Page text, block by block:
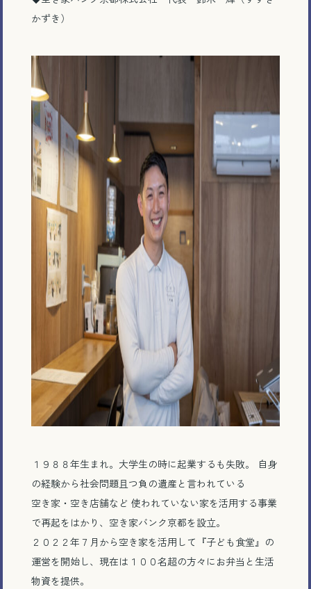
メール相談・面談予約
LINEで相談する
とじる
かずき）
１９８８年生まれ。大学生の時に起業するも失敗。 自身
の経験から社会問題且つ負の遺産と言われている
空き家・空き店舗など 使われていない家を活用する事業
で再起をはかり、空き家バンク京都を設立。
２０２２年７月から空き家を活用して『子ども食堂』の
運営を開始し、現在は１００名超の方々にお弁当と生活
物資を提供。